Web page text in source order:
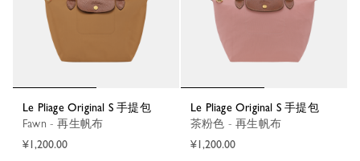
Le Pliage Original S 手提包
Fawn - 再生帆布
¥1,200.00
Le Pliage Original S 手提包
茶粉色 - 再生帆布
¥1,200.00